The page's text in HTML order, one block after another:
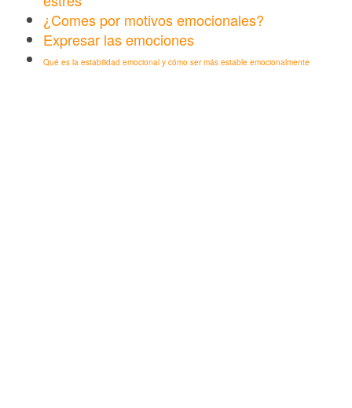
¿Comes por motivos emocionales?
Expresar las emociones
Qué es la estabilidad emocional y cómo ser más estable emocionalmente